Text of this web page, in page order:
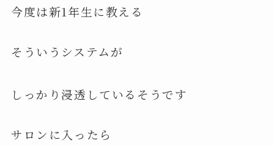
今度は新1年生に教える
そういうシステムが
しっかり浸透しているそうです
サロンに入ったら